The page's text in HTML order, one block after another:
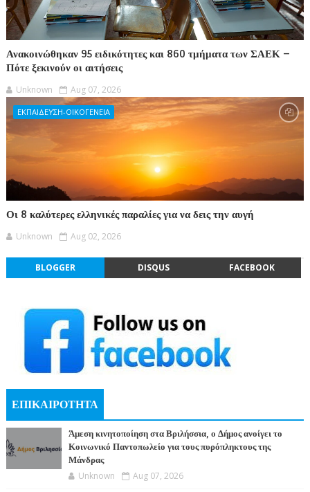
Ανακοινώθηκαν 95 ειδικότητες και 860 τμήματα των ΣΑΕΚ –
Πότε ξεκινούν οι αιτήσεις
Unknown Aug 07, 2026
ΕΚΠΑΙΔΕΥΣΗ-ΟΙΚΟΓΕΝΕΙΑ
Οι 8 καλύτερες ελληνικές παραλίες για να δεις την αυγή
Unknown Aug 02, 2026
BLOGGER DISQUS FACEBOOK
ΕΠΙΚΑΙΡΟΤΗΤΑ
Άμεση κινητοποίηση στα Βριλήσσια, ο Δήμος ανοίγει το
Κοινωνικό Παντοπωλείο για τους πυρόπληκτους της
Μάνδρας
Unknown Aug 07, 2026